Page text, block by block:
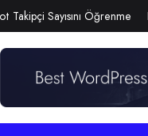
Takipçi Sayısını Öğrenme